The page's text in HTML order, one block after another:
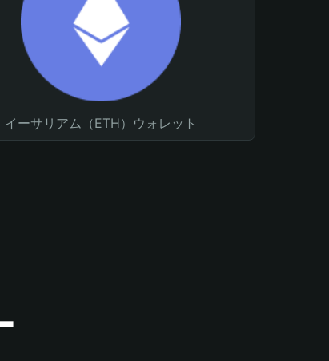
イーサリアム（ETH）ウォレット